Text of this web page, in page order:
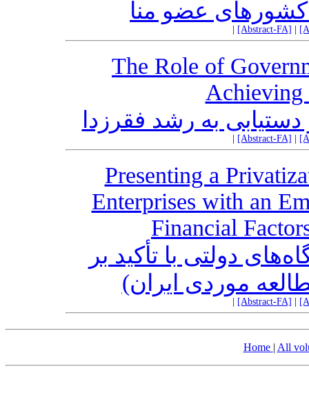
کشورهای عضو منا
[Abstract-FA]
The Role of
Achieving
به رشد فقرزدا
[Abstract-FA]
Presenting a
Enterprises with an
Financial
دولتی با تأکید بر
موردی ایران)
[Abstract-FA]
Home | All